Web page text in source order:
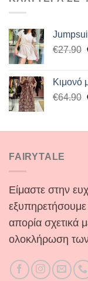
€27.90
Κιμονό
€64.90
FAIRYTALE
Είμαστε στην
απορία σχετικά
ολοκλήρωση